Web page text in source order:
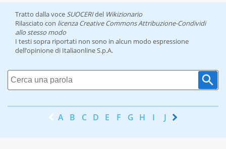
Tratto dalla voce SUOCERIdel Wikizionario
Rilasciato con licenza Creative Commons Attribuzione-Condividi
allo stesso modo
I testi sopra riportati non sono in alcun modo espressione
dell’opinione di Italiaonline S.p.A.
A B C D E F G H I J K